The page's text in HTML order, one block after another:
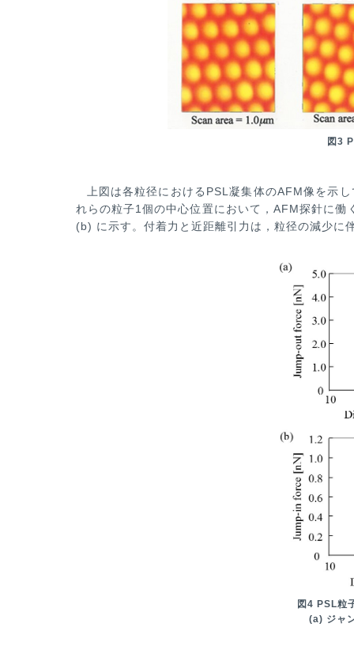
図3
上図は各粒径におけるPSL凝集体のAFM像を示
れらの粒子1個の中心位置において，AFM探針に働
(b) に示す。付着力 と近距離引力は，粒径の減少に
図4 PSL粒
(a) ジャ